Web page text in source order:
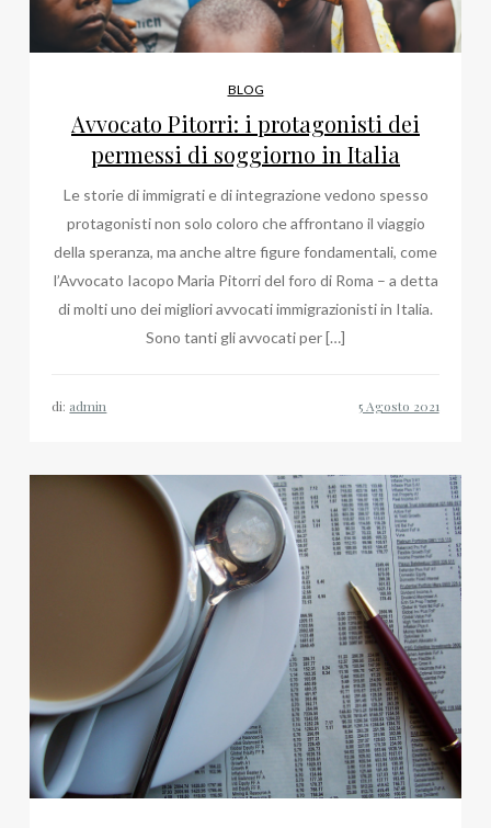
BLOG
Avvocato Pitorri: i protagonisti dei
permessi di soggiorno in Italia
Le storie di immigrati e di integrazione vedono spesso
protagonisti non solo coloro che affrontano il viaggio
della speranza, ma anche altre figure fondamentali, come
l’Avvocato Iacopo Maria Pitorri del foro di Roma – a detta
di molti uno dei migliori avvocati immigrazionisti in Italia.
Sono tanti gli avvocati per […]
di: admin